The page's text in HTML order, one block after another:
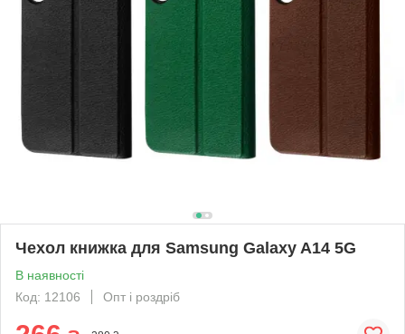
Чехол книжка для Samsung Galaxy A14 5G
В наявності
Код: 12106
Опт і роздріб